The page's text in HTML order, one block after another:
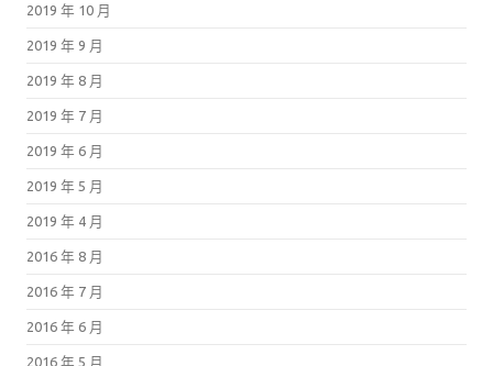
2019 年 10 月
2019 年 9 月
2019 年 8 月
2019 年 7 月
2019 年 6 月
2019 年 5 月
2019 年 4 月
2016 年 8 月
2016 年 7 月
2016 年 6 月
2016 年 5 月